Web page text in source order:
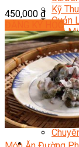
Kỹ
Quản
Nối
Quản
Kỹ
Nail
Kinh
Train
Chăm
Gội
Âm Nhạc
450,000 ₫